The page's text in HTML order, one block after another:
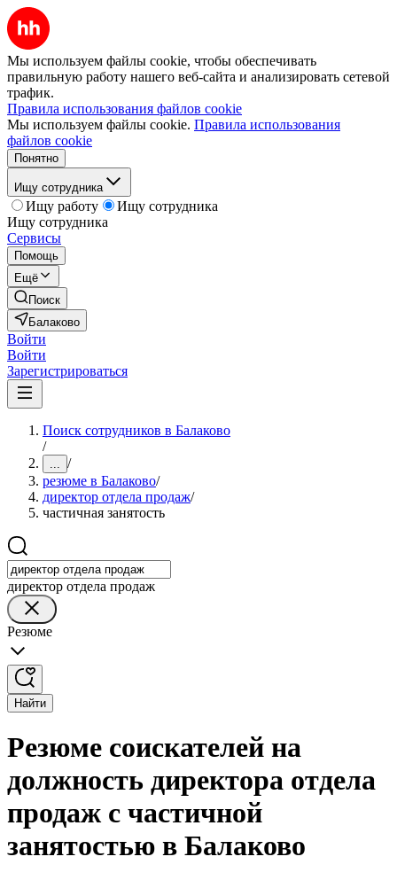
Мы используем файлы cookie, чтобы обеспечивать
правильную работу нашего веб-сайта и анализировать сетевой
трафик.
Правила использования файлов cookie
Мы используем файлы cookie. Правила использования
файлов cookie
Понятно
Ищу сотрудника
Ищу работу
Ищу сотрудника
Ищу сотрудника
Сервисы
Помощь
Ещё
Поиск
Балаково
Войти
Войти
Зарегистрироваться
Поиск сотрудников в Балаково
/
... /
резюме в Балаково/
директор отдела продаж/
частичная занятость
директор отдела продаж
Резюме
Найти
Резюме соискателей на
должность директора отдела
продаж с частичной
занятостью в Балаково